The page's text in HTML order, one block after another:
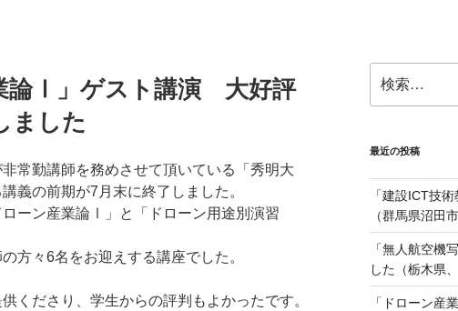
論Ⅰ」ゲスト講演 大好評
ました
常勤講師を務めさせて頂いている「秀明大
義の前期が7月末に終了しました。
ーン産業論Ⅰ」と「ドローン用途別演習
方々6名をお迎えする講座でした。
くださり、学生からの評判もよかったです。
索:
最近の投稿
「建設ICT技
（群馬県沼田
「無人航空機
した（栃木県
「ドローン